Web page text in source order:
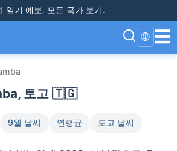
일기 예보. 모든 국가 보기.
🌐 ☰
토고 🇹🇬
9월 날씨 연평균 토고 날씨